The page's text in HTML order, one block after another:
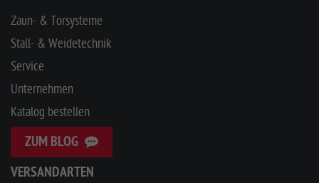
Zaun- & Torsysteme
Stall- & Weidetechnik
Service
Unternehmen
Katalog bestellen
ZUM BLOG
VERSANDARTEN